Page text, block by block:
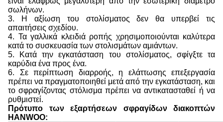
σωλήνων.
3. Η αξίωση του στολίσματος δεν θα υπερβεί τις
απαιτήσεις σχεδίου.
4. Τα γαλλικά κλειδιά ροπής χρησιμοποιούνται καλύτερα
κατά το συσκευασία των στολισμάτων αμιάντων.
5. Κατά την εγκατάσταση του στολίσματος, σφίγξτε τα
καρύδια ένα προς ένα.
6. Σε περίπτωση διαρροής, η ελάττωσης επεξεργασία
πρέπει να πραγματοποιηθεί μετά από την εγκατάσταση, και
το σφραγίζοντας στόλισμα πρέπει να αντικατασταθεί ή να
ρυθμιστεί.
Πρότυπο των εξαρτήσεων σφραγίδων διακοπτών
HANWOO: